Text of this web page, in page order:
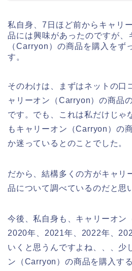
私自身、7日ほど前からキャリ
品には興味があったのですが、
（Carryon）の商品を購入をず
す。
そのわけは、まずはネットの口
ャリーオン（Carryon）の商品
です。でも、これは私だけじゃ
もキャリーオン（Carryon）の
か迷っているとのことでした。
だから、結構多くの方がキャリ
品について調べているのだと思
今後、私自身も、キャリーオン
2020年、2021年、2022年、
いくと思うんですよね、、、少
ン（Carryon）の商品を購入す